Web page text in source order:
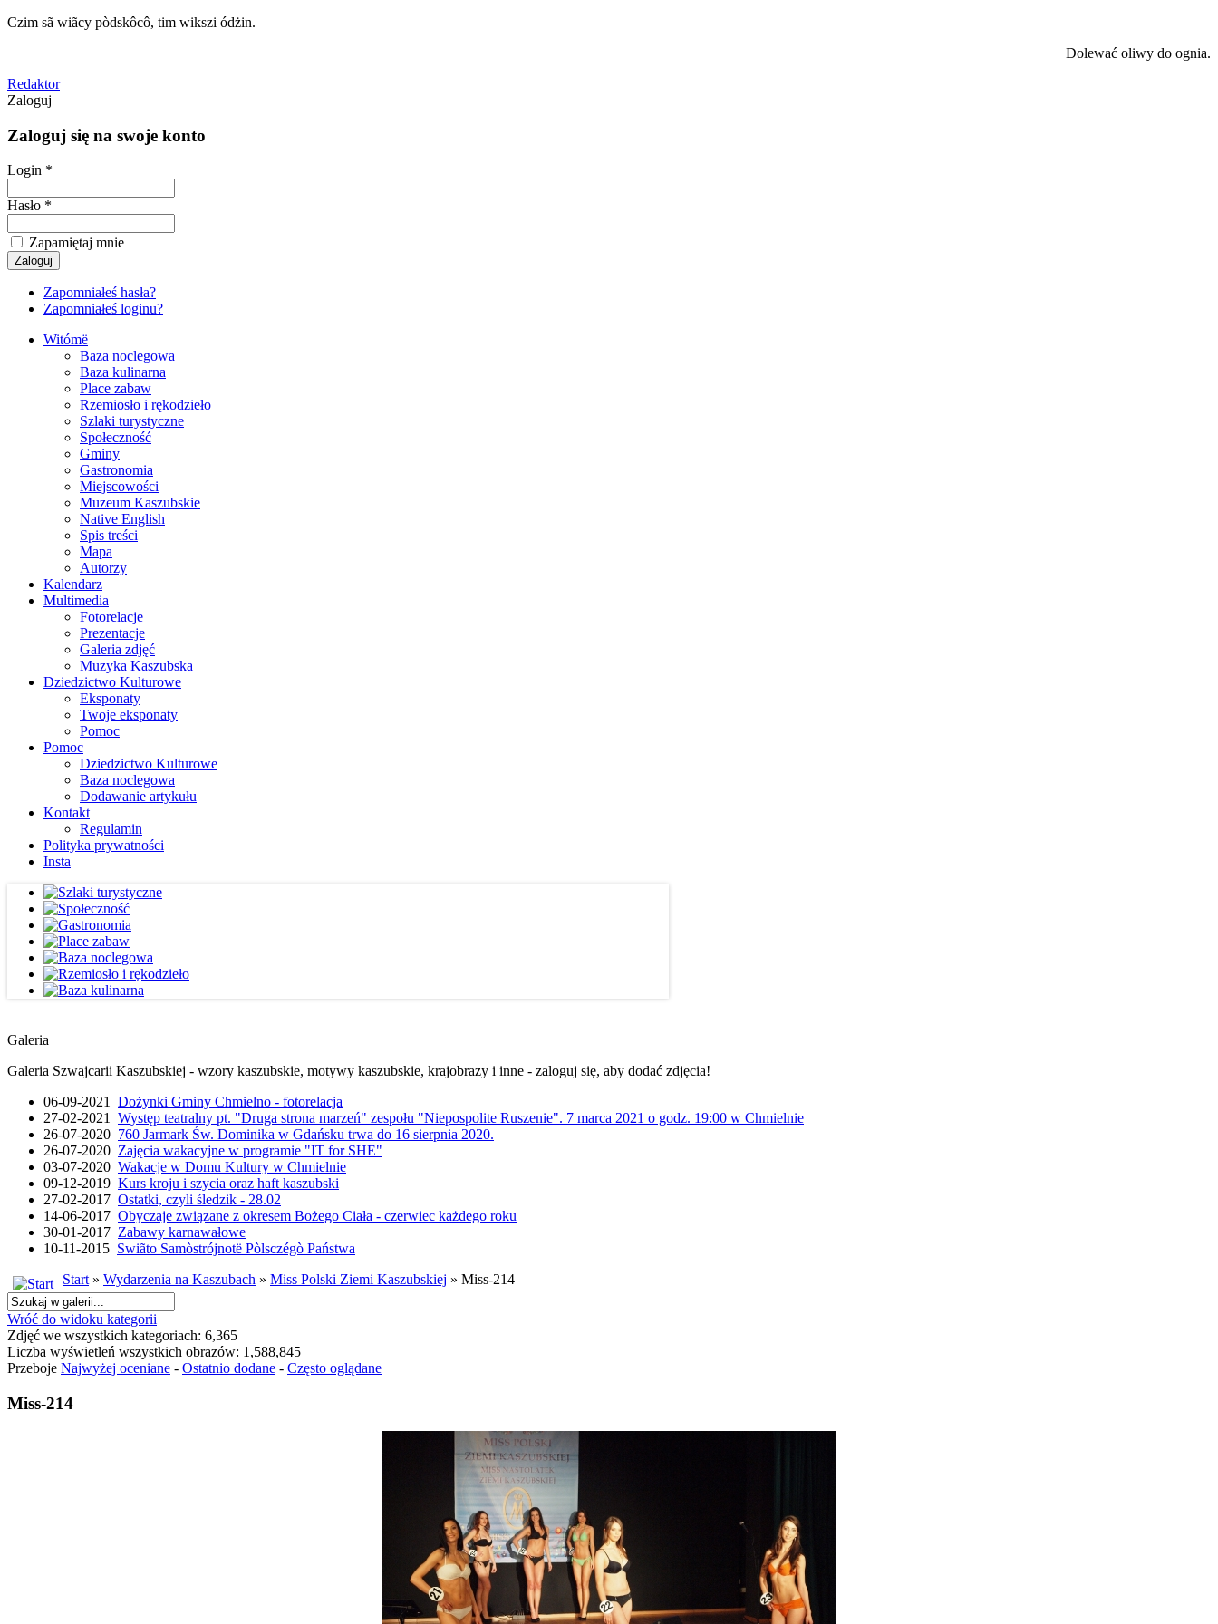
Czim sã wiãcy pòdskôcô, tim wikszi ódżin.
Dolewać oliwy do ognia.
Redaktor
Zaloguj
Zaloguj się na swoje konto
Login *
Hasło *
Zapamiętaj mnie
Zapomniałeś hasła?
Zapomniałeś loginu?
Witómë
Baza noclegowa
Baza kulinarna
Place zabaw
Rzemiosło i rękodzieło
Szlaki turystyczne
Społeczność
Gminy
Gastronomia
Miejscowości
Muzeum Kaszubskie
Native English
Spis treści
Mapa
Autorzy
Kalendarz
Multimedia
Fotorelacje
Prezentacje
Galeria zdjęć
Muzyka Kaszubska
Dziedzictwo Kulturowe
Eksponaty
Twoje eksponaty
Pomoc
Pomoc
Dziedzictwo Kulturowe
Baza noclegowa
Dodawanie artykułu
Kontakt
Regulamin
Polityka prywatności
Insta
Galeria
Galeria Szwajcarii Kaszubskiej - wzory kaszubskie, motywy kaszubskie, krajobrazy i inne - zaloguj się, aby dodać zdjęcia!
06-09-2021 Dożynki Gminy Chmielno - fotorelacja
27-02-2021 Występ teatralny pt. "Druga strona marzeń" zespołu "Niepospolite Ruszenie". 7 marca 2021 o godz. 19:00 w Chmielnie
26-07-2020 760 Jarmark Św. Dominika w Gdańsku trwa do 16 sierpnia 2020.
26-07-2020 Zajęcia wakacyjne w programie "IT for SHE"
03-07-2020 Wakacje w Domu Kultury w Chmielnie
09-12-2019 Kurs kroju i szycia oraz haft kaszubski
27-02-2017 Ostatki, czyli śledzik - 28.02
14-06-2017 Obyczaje związane z okresem Bożego Ciała - czerwiec każdego roku
30-01-2017 Zabawy karnawałowe
10-11-2015 Swiãto Samòstrójnotë Pòlsczégò Państwa
Start» Wydarzenia na Kaszubach » Miss Polski Ziemi Kaszubskiej » Miss-214
Wróć do widoku kategorii
Zdjęć we wszystkich kategoriach: 6,365
Liczba wyświetleń wszystkich obrazów: 1,588,845
Przeboje Najwyżej oceniane - Ostatnio dodane - Często oglądane
Miss-214